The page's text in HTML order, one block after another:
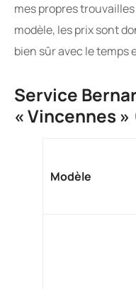
mes propres
modèle, les prix sont
bien sûr avec le temps
Service
« Vincennes
Modèle